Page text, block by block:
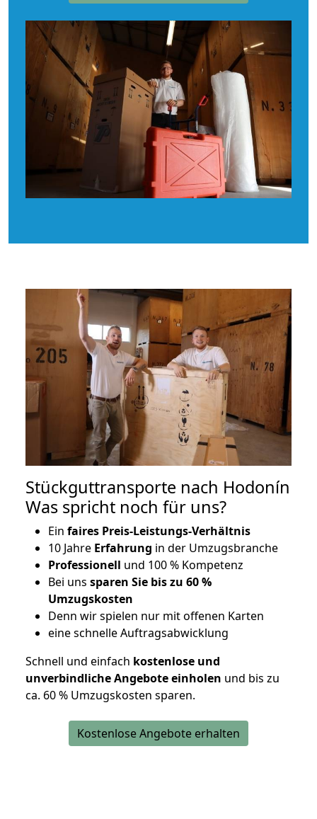
Stückguttransporte nach Hodonín
Was spricht noch für uns?
Ein faires Preis-Leistungs-Verhältnis
10 Jahre Erfahrung in der Umzugsbranche
Professionell und 100 % Kompetenz
Bei uns sparen Sie bis zu 60 %
Umzugskosten
Denn wir spielen nur mit offenen Karten
eine schnelle Auftragsabwicklung
Schnell und einfach kostenlose und
unverbindliche Angebote einholen und bis zu
ca. 60 % Umzugskosten sparen.
Kostenlose Angebote erhalten